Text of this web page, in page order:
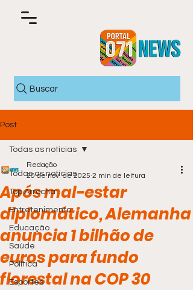
Buscar
Post
Todas as notícias
Top Arrocha
Entretenimento
Educação
Saúde
Política
Esportes
Todas as notícias
Após mal-estar
diplomático, Alemanha
anuncia 1 bilhão de
euros para fundo
florestal na COP 30
Redação
20 de nov. de 2025 2 min de leitura